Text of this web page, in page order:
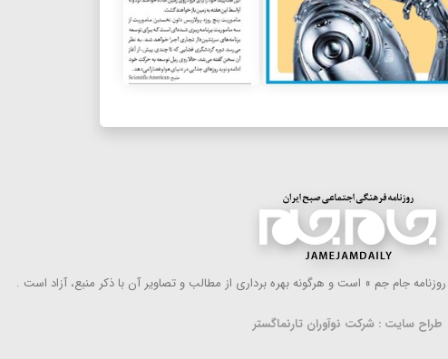
جام جم » است و هرگونه بهره ‌برداری از مطالب و تصاویر آن با ذكر منبع، آزاد است .
طراح سایت : شرکت نوآوران تارنماگستر